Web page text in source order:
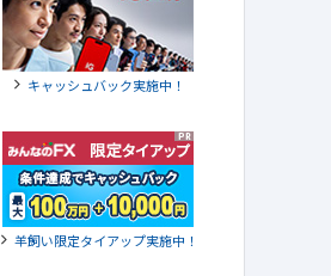
キャッシュバック実施中！
羊飼い限定タイアップ実施中！